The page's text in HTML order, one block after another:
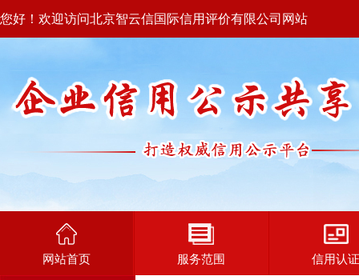
您好！欢迎访问北京智云信国际信用评价有限公司网站
网站首页 服务范围 信用认证